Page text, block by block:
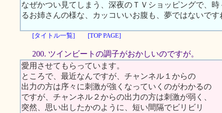
なぜかつい見てしまう、深夜のＴＶショッピングで、
るお姉さんの様な、カッコいいお腹も、夢ではないです
[タイトル一覧] [TOP PAGE]
200. ツインビートの調子がおかしいのですが。
愛用させてもらっています。
ところで、最近なんですが、チャンネル１からの
出力の方は序々に刺激が強くなっていくのがわかるの
ですが、チャンネル２からの出力の方は刺激が弱く、
突然、思い出したかのように、短い間隔でビリビリ